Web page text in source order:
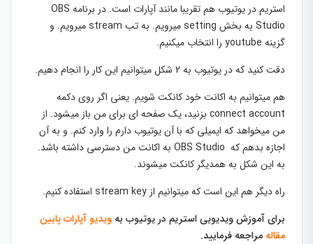
استریم در یوتیوب هم تقریبا مانند آپارات است. در برنامه OBS
Studio به بخش setting میرویم. به تب stream میرویم. و
گزینه youtube را انتخاب میکنیم.
دقت کنید که در یوتیوب به 2 شکل میتوانیم این کار را انجام دهیم.
هم میتوانیم به اکانت خود کانکت شویم. یعنی اگر روی دکمه
connect account بزنید، یک صفحه ای برای من باز میشود. از
من میخواهد که ایمیلی که با آن یوتیوب دارم را وارد کنم. و به آن
اجازه بدهم که OBS Studio به اکانت من دسترسی داشته باشد.
به این شکل به همدیگر کانکت میشوند.
راه دیگر هم این است که میتوانیم از stream key استفاده کنیم.
برای آموزش ویدیویی استریم در یوتیوب به ویدیو آپارات پایین
مقاله مراجعه فرمایید.